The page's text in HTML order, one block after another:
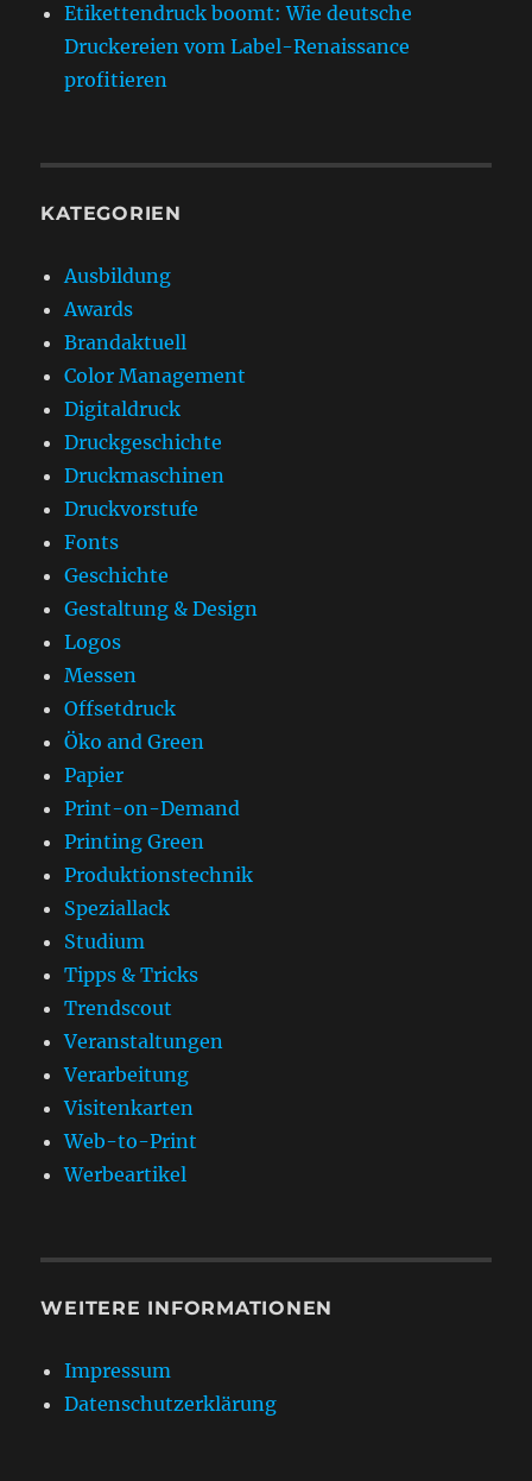
Etikettendruck boomt: Wie deutsche
Druckereien vom Label-Renaissance
profitieren
KATEGORIEN
Ausbildung
Awards
Brandaktuell
Color Management
Digitaldruck
Druckgeschichte
Druckmaschinen
Druckvorstufe
Fonts
Geschichte
Gestaltung & Design
Logos
Messen
Offsetdruck
Öko and Green
Papier
Print-on-Demand
Printing Green
Produktionstechnik
Speziallack
Studium
Tipps & Tricks
Trendscout
Veranstaltungen
Verarbeitung
Visitenkarten
Web-to-Print
Werbeartikel
WEITERE INFORMATIONEN
Impressum
Datenschutzerklärung